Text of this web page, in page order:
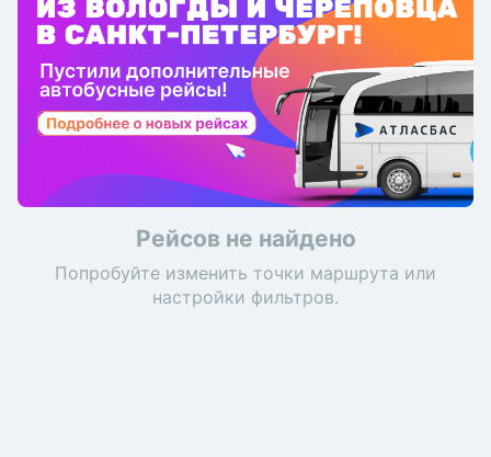
Рейсов не найдено
Попробуйте изменить точки маршрута или
настройки фильтров.